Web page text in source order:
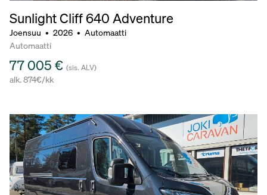
Sunlight Cliff 640 Adventure
Joensuu • 2026 • Automaatti
Automaatti
77 005 € (sis. ALV)
alk. 874€/kk